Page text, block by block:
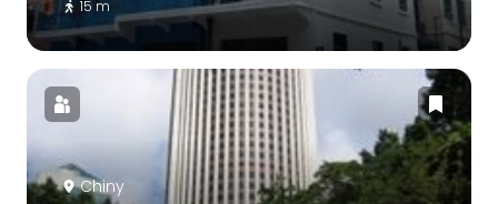
15 m
Chiny